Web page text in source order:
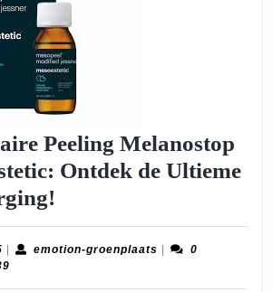
Peeling Melanostop
Ontdek de Ultieme
Peeling
Melanostop
18
januari
emotion-groenplaatsemotion-
0